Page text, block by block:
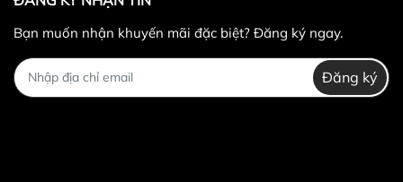
Hoàng Mai,quận Hoàng Mai,Hà Nội ( nếu có wifi ,
3g tìm trên google map " Cửa hàng thể thao Quang
- Điện thoại :0986.728.135 ; 0988.52.93.93.
- Email : sieuthitienichgiare@gmail.com
Bạn muốn nhận khuyến mãi đặc biệt? Đăng ký ngay.
Đăng ký